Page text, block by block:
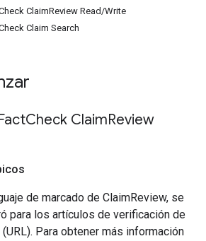
ClaimReview Read/Write
Claim Search
Check ClaimReview
de marcado de ClaimReview, se
para los artículos de verificación de
Para obtener más información